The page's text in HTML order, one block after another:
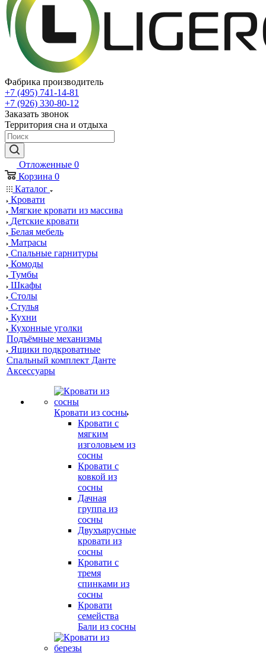
Фабрика производитель
+7 (495) 741-14-81
+7 (926) 330-80-12
Заказать звонок
Территория сна и отдыха
Отложенные 0
Корзина 0
Каталог
Кровати
Мягкие кровати из массива
Детские кровати
Белая мебель
Матрасы
Спальные гарнитуры
Комоды
Тумбы
Шкафы
Столы
Стулья
Кухни
Кухонные уголки
Подъёмные механизмы
Ящики подкроватные
Спальный комплект Данте
Аксессуары
Кровати из сосны
Кровати с
мягким
изголовьем из
сосны
Кровати с
ковкой из
сосны
Дачная
группа из
сосны
Двухъярусные
кровати из
сосны
Кровати с
тремя
спинками из
сосны
Кровати
семейства
Бали из сосны